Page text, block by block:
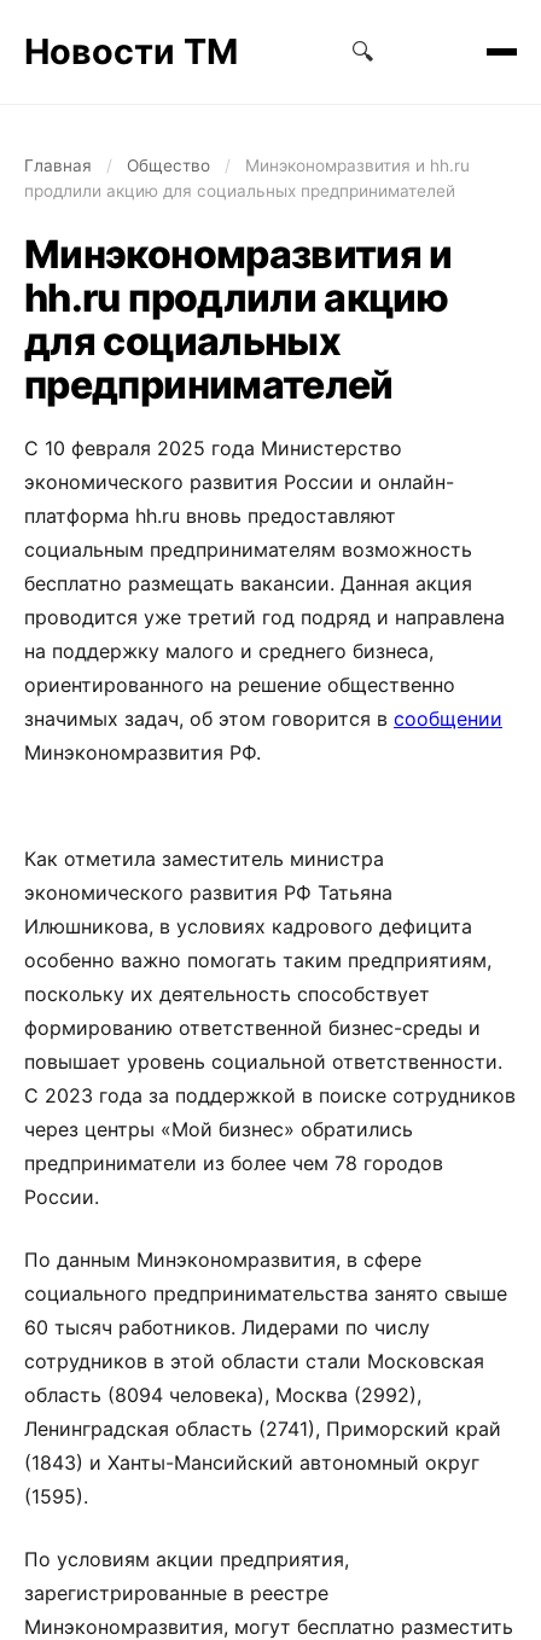
Новости ТМ 🔍
Главная / Общество /
Минэкономразвития и hh.ru
продлили акцию для социальных предпринимателей
Минэкономразвития и
hh.ru продлили акцию
для социальных
предпринимателей
С 10 февраля 2025 года Министерство
экономического развития России и онлайн-
платформа hh.ru вновь предоставляют
социальным предпринимателям возможность
бесплатно размещать вакансии. Данная акция
проводится уже третий год подряд и направлена
на поддержку малого и среднего бизнеса,
ориентированного на решение общественно
значимых задач, об этом говорится в сообщении
Минэкономразвития РФ.
Как отметила заместитель министра
экономического развития РФ Татьяна
Илюшникова, в условиях кадрового дефицита
особенно важно помогать таким предприятиям,
поскольку их деятельность способствует
формированию ответственной бизнес-среды и
повышает уровень социальной ответственности.
С 2023 года за поддержкой в поиске сотрудников
через центры «Мой бизнес» обратились
предприниматели из более чем 78 городов
России.
По данным Минэкономразвития, в сфере
социального предпринимательства занято свыше
60 тысяч работников. Лидерами по числу
сотрудников в этой области стали Московская
область (8094 человека), Москва (2992),
Ленинградская область (2741), Приморский край
(1843) и Ханты-Мансийский автономный округ
(1595).
По условиям акции предприятия,
зарегистрированные в реестре
Минэкономразвития, могут бесплатно разместить